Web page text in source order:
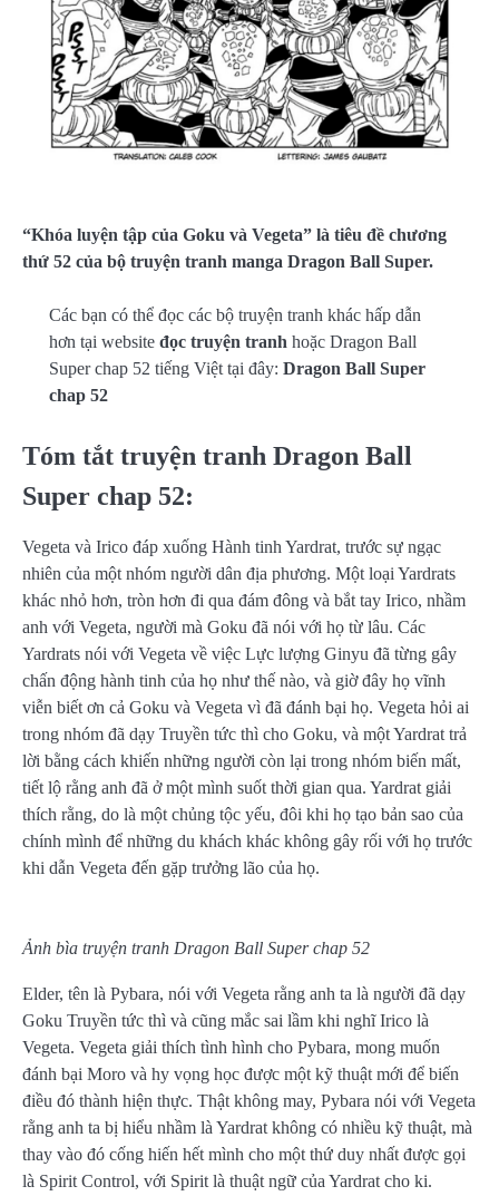
“Khóa luyện tập của Goku và Vegeta” là tiêu đề chương
thứ 52 của bộ truyện tranh manga Dragon Ball Super.
Các bạn có thể đọc các bộ truyện tranh khác hấp dẫn
hơn tại website đọc truyện tranh hoặc Dragon Ball
Super chap 52 tiếng Việt tại đây: Dragon Ball Super
chap 52
Tóm tắt truyện tranh Dragon Ball
Super chap 52:
Vegeta và Irico đáp xuống Hành tinh Yardrat, trước sự ngạc
nhiên của một nhóm người dân địa phương. Một loại Yardrats
khác nhỏ hơn, tròn hơn đi qua đám đông và bắt tay Irico, nhầm
anh với Vegeta, người mà Goku đã nói với họ từ lâu. Các
Yardrats nói với Vegeta về việc Lực lượng Ginyu đã từng gây
chấn động hành tinh của họ như thế nào, và giờ đây họ vĩnh
viễn biết ơn cả Goku và Vegeta vì đã đánh bại họ. Vegeta hỏi ai
trong nhóm đã dạy Truyền tức thì cho Goku, và một Yardrat trả
lời bằng cách khiến những người còn lại trong nhóm biến mất,
tiết lộ rằng anh đã ở một mình suốt thời gian qua. Yardrat giải
thích rằng, do là một chủng tộc yếu, đôi khi họ tạo bản sao của
chính mình để những du khách khác không gây rối với họ trước
khi dẫn Vegeta đến gặp trưởng lão của họ.
Ảnh bìa truyện tranh Dragon Ball Super chap 52
Elder, tên là Pybara, nói với Vegeta rằng anh ta là người đã dạy
Goku Truyền tức thì và cũng mắc sai lầm khi nghĩ Irico là
Vegeta. Vegeta giải thích tình hình cho Pybara, mong muốn
đánh bại Moro và hy vọng học được một kỹ thuật mới để biến
điều đó thành hiện thực. Thật không may, Pybara nói với Vegeta
rằng anh ta bị hiểu nhầm là Yardrat không có nhiều kỹ thuật, mà
thay vào đó cống hiến hết mình cho một thứ duy nhất được gọi
là Spirit Control, với Spirit là thuật ngữ của Yardrat cho ki.